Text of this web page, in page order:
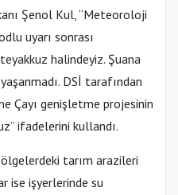
Şenol Kul, “Meteoroloji
uyarı sonrası
halindeyiz. Şuana
DSİ tarafından
Çayı genişletme projesinin
ifadelerini kullandı.
tarım arazileri
ise işyerlerinde su